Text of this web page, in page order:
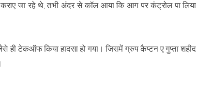
कराए जा रहे थे, तभी अंदर से कॉल आया कि आग पर कंट्रोल पा लिया
टेकऑफ किया हादसा हो गया। जिसमें ग्रुप कैप्टन ए गुप्ता शहीद